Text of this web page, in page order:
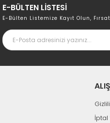
E-BÜLTEN LİSTESİ
E-Bülten Listemize Kayıt Olun,
İptal